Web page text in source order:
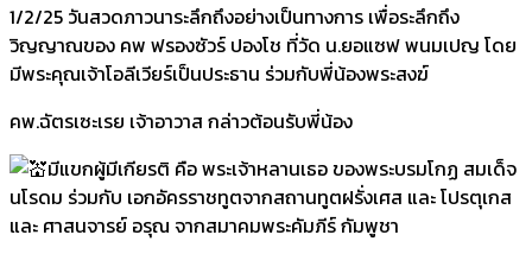
1/2/25 วันสวดภาวนาระลึกถึงอย่างเป็นทางการ เพื่อระลึกถึง
วิญญาณของ คพ ฟรองซัวร์ ปองโช ที่วัด น.ยอแซฟ พนมเปญ โดย
มีพระคุณเจ้าโอลีเวียร์เป็นประธาน ร่วมกับพี่น้องพระสงฆ์
คพ.ฉัตรเซะเรย เจ้าอาวาส กล่าวต้อนรับพี่น้อง
มีแขกผู้มีเกียรติ คือ พระเจ้าหลานเธอ ของพระบรมโกฏ สมเด็จ
นโรดม ร่วมกับ เอกอัครราชทูตจากสถานทูตฝรั่งเศส และ โปรตุเกส
และ ศาสนจารย์ อรุณ จากสมาคมพระคัมภีร์ กัมพูชา